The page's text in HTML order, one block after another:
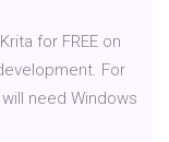
for FREE on
For
need Windows